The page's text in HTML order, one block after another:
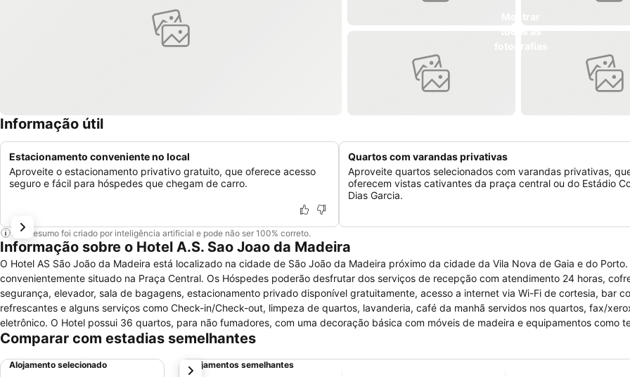
Informação útil
Estacionamento conveniente no local
Aproveite o estacionamento privativo gratuito, que oferece acesso
seguro e fácil para hóspedes que chegam de carro.
Quartos com varandas privativas
Aproveite quartos selecionados com varandas privativas,
oferecem vistas cativantes da praça central ou do Estádio
Dias Garcia.
Este resumo foi criado por inteligência artificial e pode não ser 100% correto.
Informação sobre o Hotel A.S. Sao Joao da Madeira
O Hotel AS São João da Madeira está localizado na cidade de São João da Madeira próximo da cidade da Vila Nova de Gaia e do
convenientemente situado na Praça Central. Os Hóspedes poderão desfrutar dos serviços de recepção com atendimento 24 horas,
segurança, elevador, sala de bagagens, estacionamento privado disponível gratuitamente, acesso a internet via Wi-Fi de cortesia, bar
refrescantes e alguns serviços como Check-in/Check-out, limpeza de quartos, lavanderia, café da manhã servidos nos quartos, fax/
eletrônico. O Hotel possui 36 quartos, para não fumadores, com uma decoração básica com móveis de madeira e equipamentos como
telefone, ar-condicionado, frigobar e uma varanda. Nos banheiros estão disponíveis banheira e chuveiro.
Comparar com estadias semelhantes
Alojamento selecionado Alojamentos semelhantes
próximo